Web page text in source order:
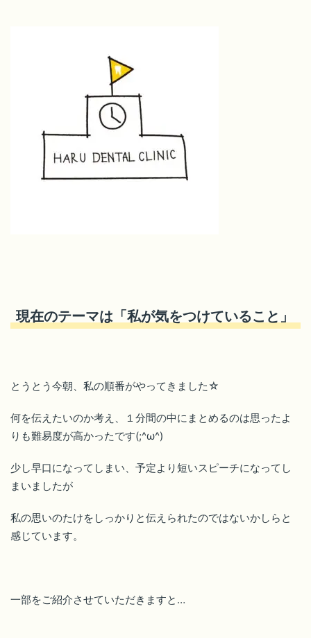
現在のテーマは「私が気をつけていること」
とうとう今朝、私の順番がやってきました☆
何を伝えたいのか考え、１分間の中にまとめるのは思ったよ
りも難易度が高かったです(;^ω^)
少し早口になってしまい、予定より短いスピーチになってし
まいましたが
私の思いのたけをしっかりと伝えられたのではないかしらと
感じています。
一部をご紹介させていただきますと…